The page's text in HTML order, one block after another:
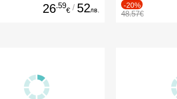
26.59
€ / 52лв.
-20%
48.57€